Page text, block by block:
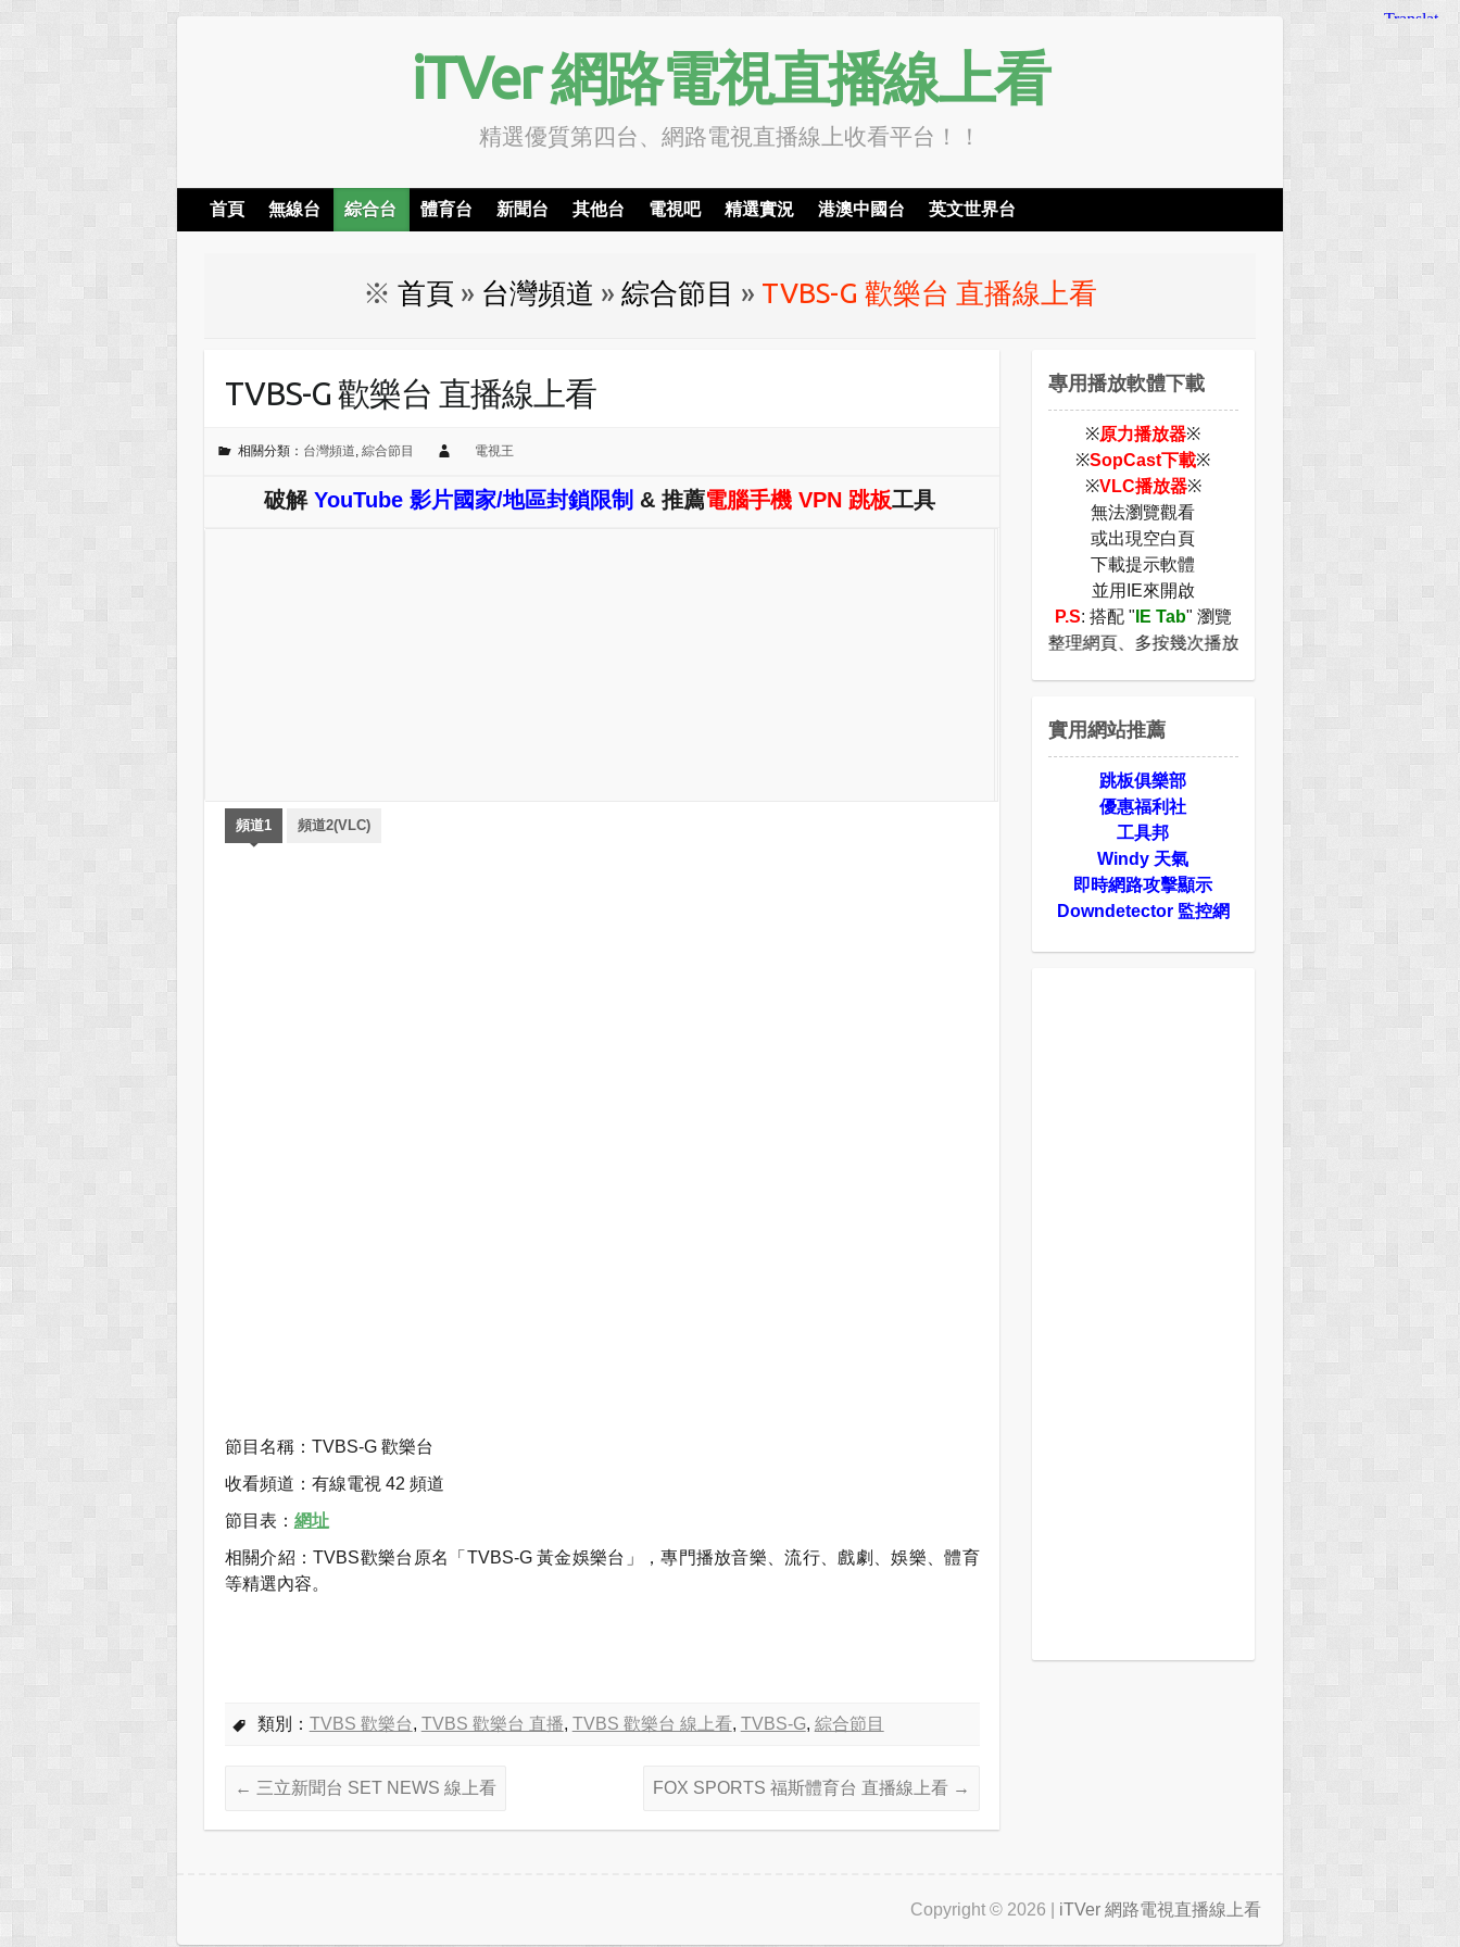
iTVer 網路電視直播線上看
精選優質第四台、網路電視直播線上收看平台！！
首頁 無線台 綜合台 體育台 新聞台 其他台 電視吧 精選實況 港澳中國台 英文世界台
※ 首頁 » 台灣頻道 » 綜合節目 » TVBS-G 歡樂台 直播線上看
TVBS-G 歡樂台 直播線上看
相關分類： 台灣頻道, 綜合節目 電視王
破解YouTube 影片國家/地區封鎖限制 & 推薦電腦手機 VPN 跳板工具
頻道1 頻道2(VLC)
節目名稱：TVBS-G 歡樂台
收看頻道：有線電視 42 頻道
節目表： 網址
相關介紹：TVBS歡樂台原名「TVBS-G 黃金娛樂台」，專門播放音樂、流行、戲劇、娛樂、體育
等精選內容。
類別： TVBS 歡樂台, TVBS 歡樂台 直播, TVBS 歡樂台 線上看, TVBS-G, 綜合節目
← 三立新聞台 SET NEWS 線上看 FOX SPORTS 福斯體育台 直播線上看 →
專用播放軟體下載
※原力播放器※
※SopCast下載※
※VLC播放器※
無法瀏覽觀看
或出現空白頁
下載提示軟體
並用IE來開啟
P.S: 搭配 " IE Tab" 瀏覽
" 請重新整理網頁、多按幾次播放鈕，或著是切換瀏覽器即可正
實用網站推薦
跳板俱樂部
優惠福利社
工具邦
Windy 天氣
即時網路攻擊顯示
Downdetector 監控網
Copyright © 2026 | iTVer 網路電視直播線上看